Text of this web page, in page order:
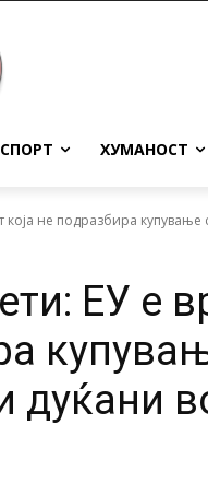
СПОРТ ХУМАНОСТ
не подразбира купување
ЕУ е
дуќани